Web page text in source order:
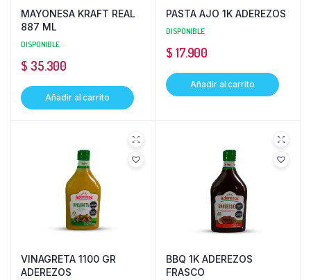
MAYONESA KRAFT REAL
887 ML
DISPONIBLE
$ 35.300
Añadir al carrito
PASTA AJO 1K ADEREZOS
DISPONIBLE
$ 17.900
Añadir al carrito
VINAGRETA 1100 GR
ADEREZOS
BBQ 1K ADEREZOS
FRASCO